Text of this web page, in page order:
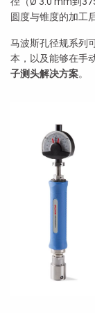
圆度与锥度的加工
马波斯孔径规系列
本，以及能够在手
子测头解决方案。
如您尚未